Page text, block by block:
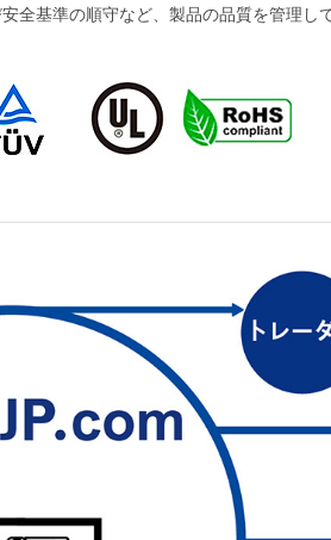
全基準の順守など、製品の品質を管理